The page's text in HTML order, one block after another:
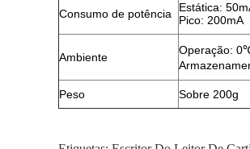
Consumo de potência
Estática:
Pico: 200mA
Ambiente
Operação:
Peso Sobre 200g